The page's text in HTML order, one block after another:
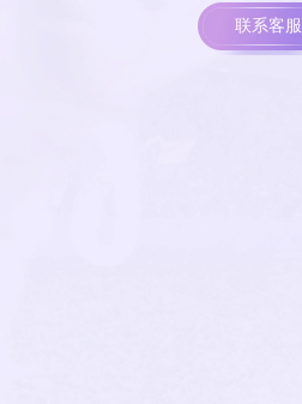
联系客服